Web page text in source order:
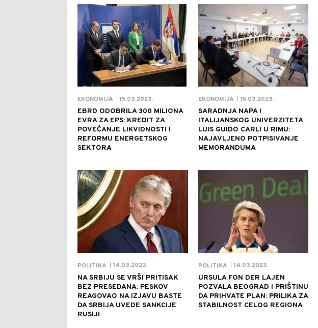
EKONOMIJA 15.03.2023.
EBRD ODOBRILA 300 MILIONA
EVRA ZA EPS: KREDIT ZA
POVEĆANJE LIKVIDNOSTI I
REFORMU ENERGETSKOG
SEKTORA
EKONOMIJA 15.03.2023.
SARADNJA NAPA I
ITALIJANSKOG UNIVERZITETA
LUIS GUIDO CARLI U RIMU:
NAJAVLJENO POTPISIVANJE
MEMORANDUMA
POLITIKA 14.03.2023.
NA SRBIJU SE VRŠI PRITISAK
BEZ PRESEDANA: PESKOV
REAGOVAO NA IZJAVU BASTE
DA SRBIJA UVEDE SANKCIJE
RUSIJI
POLITIKA 14.03.2023.
URSULA FON DER LAJEN
POZVALA BEOGRAD I PRIŠTINU
DA PRIHVATE PLAN: PRILIKA ZA
STABILNOST CELOG REGIONA